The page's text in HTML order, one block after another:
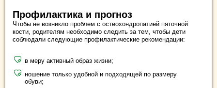
Профилактика и прогноз
Чтобы не возникло проблем с остеохондропатией пяточной
кости, родителям необходимо следить за тем, чтобы дети
соблюдали следующие профилактические рекомендации:
в меру активный образ жизни;
ношение только удобной и подходящей по размеру
обуви;